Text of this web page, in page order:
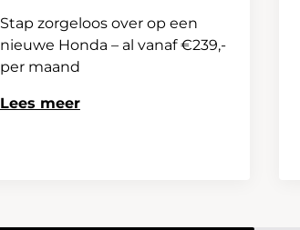
Stap zorgeloos over op een
nieuwe Honda – al vanaf €239,-
per maand
Lees meer